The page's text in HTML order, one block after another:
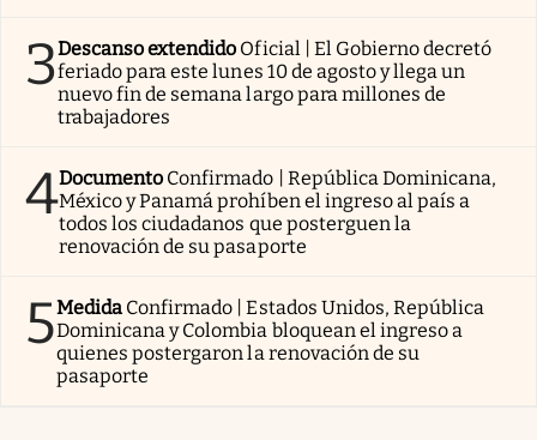
3Descanso extendido Oficial | El Gobierno decretó
feriado para este lunes 10 de agosto y llega un
nuevo fin de semana largo para millones de
trabajadores
4Documento Confirmado | República Dominicana,
México y Panamá prohíben el ingreso al país a
todos los ciudadanos que posterguen la
renovación de su pasaporte
5Medida Confirmado | Estados Unidos, República
Dominicana y Colombia bloquean el ingreso a
quienes postergaron la renovación de su
pasaporte